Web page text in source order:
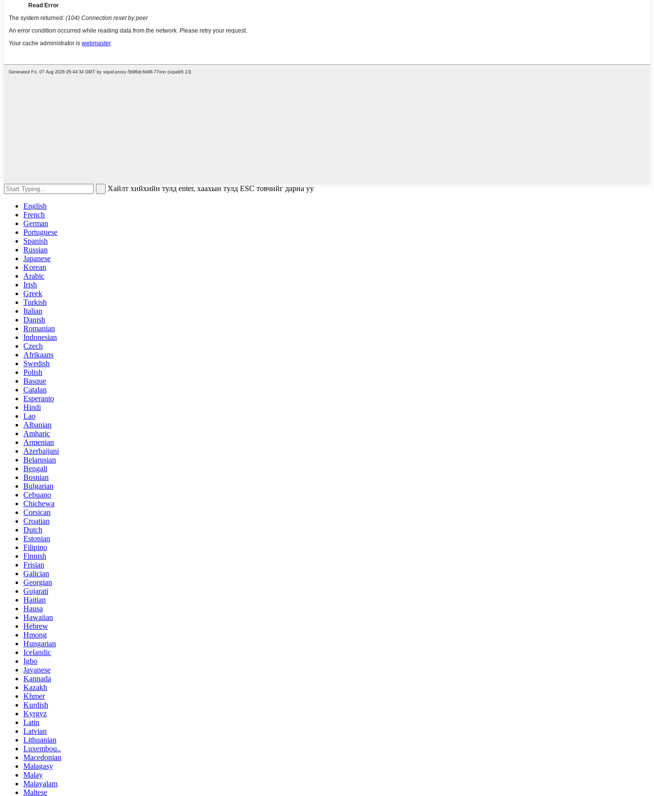
Хайлт хийхийн тулд enter, хаахын тулд ESC товчийг дарна уу
English
French
German
Portuguese
Spanish
Russian
Japanese
Korean
Arabic
Irish
Greek
Turkish
Italian
Danish
Romanian
Indonesian
Czech
Afrikaans
Swedish
Polish
Basque
Catalan
Esperanto
Hindi
Lao
Albanian
Amharic
Armenian
Azerbaijani
Belarusian
Bengali
Bosnian
Bulgarian
Cebuano
Chichewa
Corsican
Croatian
Dutch
Estonian
Filipino
Finnish
Frisian
Galician
Georgian
Gujarati
Haitian
Hausa
Hawaiian
Hebrew
Hmong
Hungarian
Icelandic
Igbo
Javanese
Kannada
Kazakh
Khmer
Kurdish
Kyrgyz
Latin
Latvian
Lithuanian
Luxembou..
Macedonian
Malagasy
Malay
Malayalam
Maltese